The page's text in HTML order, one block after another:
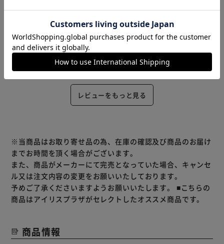
N(男性)
種類 : 10個セット 購入
ロールタイプのキッチンペーパーよりさっと取り出して持ち
運べとても使い勝手がいいです。
役に立った
レビューをもっと見る
※当商品はお取り寄せ品の為、在庫の確認及び商品のお届け
までお時間を頂く場合がございます。
また、商品がメーカーにて完売となっていた場合、キャンセ
ル又は注文内容の変更をお願いいたしております。
予めご了承くださいますようお願いいたします。 ■こちらの
商品はアイリスプラザがセレクトしたオススメ商品です。
商品情報